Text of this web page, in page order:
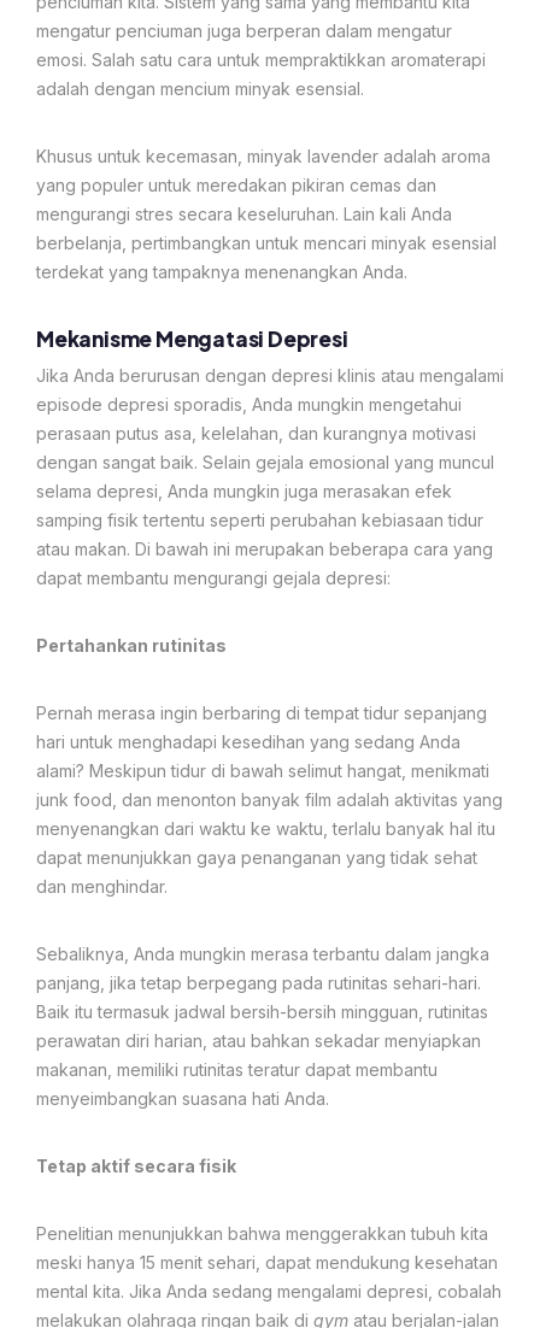
mengatur penciuman juga berperan dalam mengatur
emosi. Salah satu cara untuk mempraktikkan aromaterapi
adalah dengan mencium minyak esensial.
Khusus untuk kecemasan, minyak lavender adalah aroma
yang populer untuk meredakan pikiran cemas dan
mengurangi stres secara keseluruhan. Lain kali Anda
berbelanja, pertimbangkan untuk mencari minyak esensial
terdekat yang tampaknya menenangkan Anda.
Mekanisme Mengatasi Depresi
Jika Anda berurusan dengan depresi klinis atau mengalami
episode depresi sporadis, Anda mungkin mengetahui
perasaan putus asa, kelelahan, dan kurangnya motivasi
dengan sangat baik. Selain gejala emosional yang muncul
selama depresi, Anda mungkin juga merasakan efek
samping fisik tertentu seperti perubahan kebiasaan tidur
atau makan. Di bawah ini merupakan beberapa cara yang
dapat membantu mengurangi gejala depresi:
Pertahankan rutinitas
Pernah merasa ingin berbaring di tempat tidur sepanjang
hari untuk menghadapi kesedihan yang sedang Anda
alami? Meskipun tidur di bawah selimut hangat, menikmati
junk food, dan menonton banyak film adalah aktivitas yang
menyenangkan dari waktu ke waktu, terlalu banyak hal itu
dapat menunjukkan gaya penanganan yang tidak sehat
dan menghindar.
Sebaliknya, Anda mungkin merasa terbantu dalam jangka
panjang, jika tetap berpegang pada rutinitas sehari-hari.
Baik itu termasuk jadwal bersih-bersih mingguan, rutinitas
perawatan diri harian, atau bahkan sekadar menyiapkan
makanan, memiliki rutinitas teratur dapat membantu
menyeimbangkan suasana hati Anda.
Tetap aktif secara fisik
Penelitian menunjukkan bahwa menggerakkan tubuh kita
meski hanya 15 menit sehari, dapat mendukung kesehatan
mental kita. Jika Anda sedang mengalami depresi, cobalah
melakukan olahraga ringan baik di gym atau berjalan-jalan